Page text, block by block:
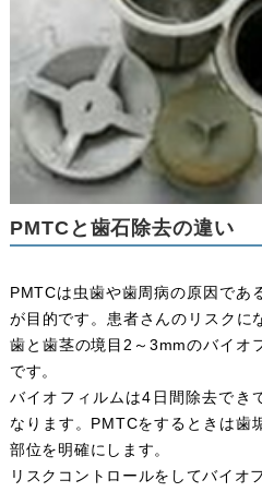
PMTCと歯石除去の違い
PMTCは虫歯や歯周病の原因であ
が目的です。患者さんのリスクに
歯と歯茎の境目2～3mmのバイオ
です。
バイオフィルムは4日間除去でき
なります。PMTCをするときは歯
部位を明確にします。
リスクコントロールをしてバイオ